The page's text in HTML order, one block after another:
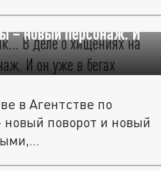
В деле о
– новый персонаж. И
в Агентстве по
новый поворот и новый
но и каждый